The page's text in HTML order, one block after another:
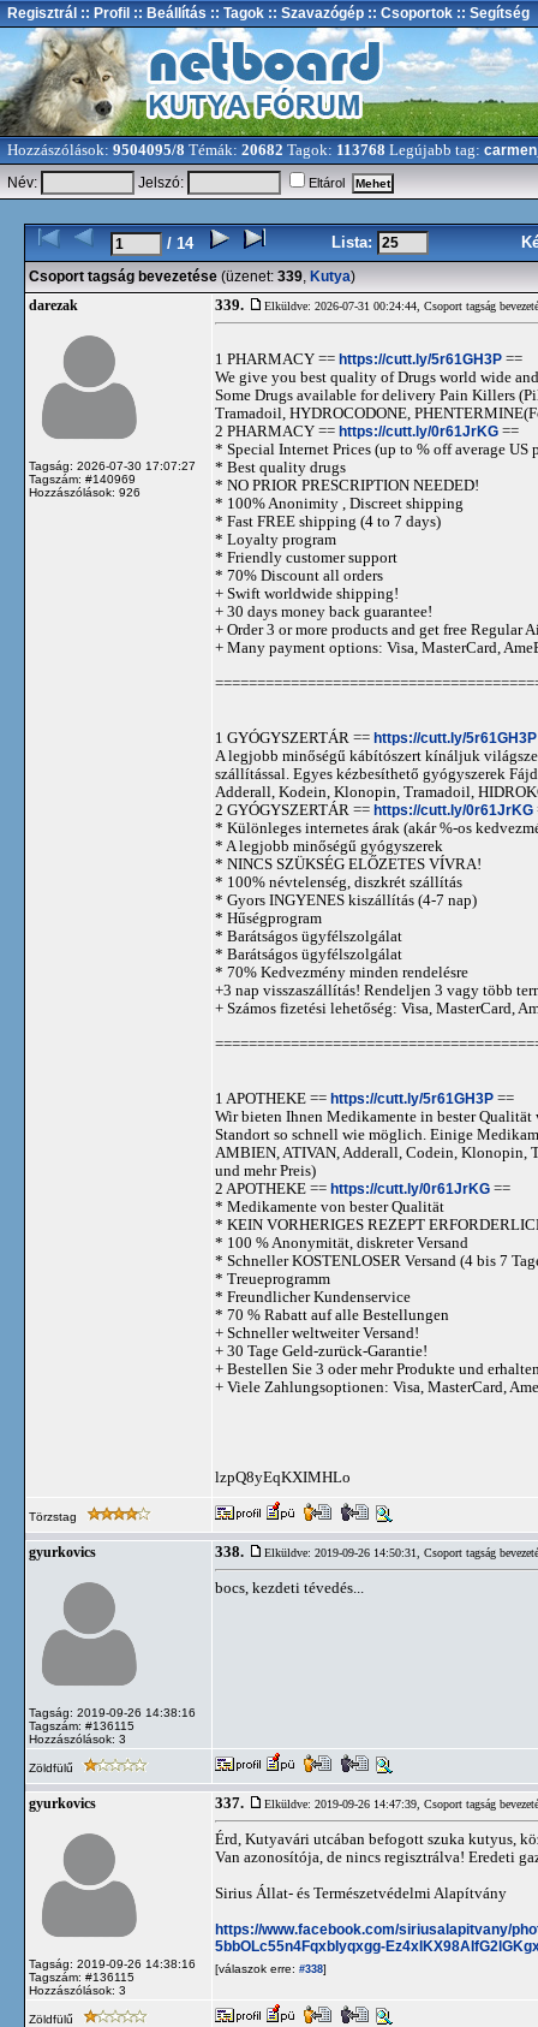
Regisztrál :: Profil :: Beállítás :: Tagok :: Szavazógép :: Csoportok :: Segítség
Hozzászólások: 9504095/8 Témák: 20682 Tagok: 113768 Legújabb tag:
Név:
Jelszó: Eltárol
/ 14 Lista:
Csoport tagság bevezetése (üzenet: 339, Kutya)
darezak
Tagság: 2026-07-30 17:07:27
Tagszám: #140969
Hozzászólások: 926
339. Elküldve: 2026-07-31 00:24:44, Csoport tagság
1 PHARMACY == https://cutt.ly/5r61GH3P ==
We give you best quality of Drugs world wide
Some Drugs available for delivery Pain Killers
Tramadoil, HYDROCODONE,
2 PHARMACY == https://cutt.ly/0r61JrKG ==
* Special Internet Prices (up to % off average US
* Best quality drugs
* NO PRIOR PRESCRIPTION NEEDED!
* 100% Anonimity , Discreet shipping
* Fast FREE shipping (4 to 7 days)
* Loyalty program
* Friendly customer support
* 70% Discount all orders
+ Swift worldwide shipping!
+ 30 days money back guarantee!
+ Order 3 or more products and get free Regular
+ Many payment options: Visa, MasterCard,
1 GYÓGYSZERTÁR == https://cutt.ly/5r61GH3P
A legjobb minőségű kábítószert kínáljuk
szállítással. Egyes kézbesíthető gyógyszerek
Adderall, Kodein, Klonopin, Tramadoil,
2 GYÓGYSZERTÁR == https://cutt.ly/0r61JrKG
* Különleges internetes árak (akár %-os
* A legjobb minőségű gyógyszerek
* NINCS SZÜKSÉG ELŐZETES VÍVRA!
* 100% névtelenség, diszkrét szállítás
* Gyors INGYENES kiszállítás (4-7 nap)
* Hűségprogram
* Barátságos ügyfélszolgálat
* Barátságos ügyfélszolgálat
* 70% Kedvezmény minden rendelésre
+3 nap visszaszállítás! Rendeljen 3 vagy több
+ Számos fizetési lehetőség: Visa, MasterCard,
1 APOTHEKE == https://cutt.ly/5r61GH3P ==
Wir bieten Ihnen Medikamente in bester
Standort so schnell wie möglich. Einige
AMBIEN, ATIVAN, Adderall, Codein, Klonopin,
und mehr Preis)
2 APOTHEKE == https://cutt.ly/0r61JrKG ==
* Medikamente von bester Qualität
* KEIN VORHERIGES REZEPT
* 100 % Anonymität, diskreter Versand
* Schneller KOSTENLOSER Versand (4 bis 7
* Treueprogramm
* Freundlicher Kundenservice
* 70 % Rabatt auf alle Bestellungen
+ Schneller weltweiter Versand!
+ 30 Tage Geld-zurück-Garantie!
+ Bestellen Sie 3 oder mehr Produkte und
+ Viele Zahlungsoptionen: Visa, MasterCard,
lzpQ8yEqKXIMHLo
Törzstag
gyurkovics
Tagság: 2019-09-26 14:38:16
Tagszám: #136115
Hozzászólások: 3
338. Elküldve: 2019-09-26 14:50:31, Csoport tagság
bocs, kezdeti tévedés...
Zöldfülű
gyurkovics
Tagság: 2019-09-26 14:38:16
Tagszám: #136115
Hozzászólások: 3
337. Elküldve: 2019-09-26 14:47:39, Csoport tagság
Érd, Kutyavári utcában befogott szuka kutyus,
Van azonosítója, de nincs regisztrálva! Eredeti
Sirius Állat- és Természetvédelmi Alapítvány
https://www.facebook.com/siriusalapitvany/
5bbOLc55n4FqxbIyqxgg-
[válaszok erre: #338]
Zöldfülű